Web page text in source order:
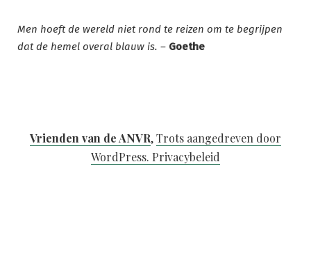
Men hoeft de wereld niet rond te reizen om te begrijpen
dat de hemel overal blauw is. – Goethe
Vrienden van de ANVR,Trots aangedreven door
WordPress. Privacybeleid